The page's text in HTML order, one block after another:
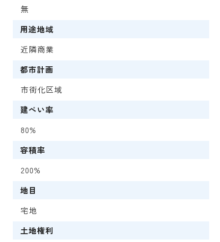
無
用途地域
近隣商業
都市計画
市街化区域
建ぺい率
80%
容積率
200%
地目
宅地
土地権利